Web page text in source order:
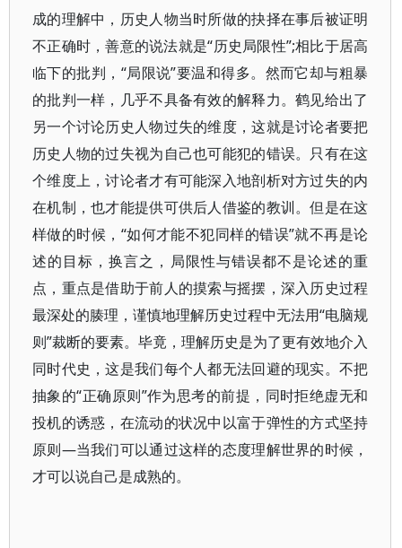
成的理解中，历史人物当时所做的抉择在事后被证明
不正确时，善意的说法就是“历史局限性”;相比于居高
临下的批判，“局限说”要温和得多。然而它却与粗暴
的批判一样，几乎不具备有效的解释力。鹤见给出了
另一个讨论历史人物过失的维度，这就是讨论者要把
历史人物的过失视为自己也可能犯的错误。只有在这
个维度上，讨论者才有可能深入地剖析对方过失的内
在机制，也才能提供可供后人借鉴的教训。但是在这
样做的时候，“如何才能不犯同样的错误”就不再是论
述的目标，换言之，局限性与错误都不是论述的重
点，重点是借助于前人的摸索与摇摆，深入历史过程
最深处的腠理，谨慎地理解历史过程中无法用“电脑规
则”裁断的要素。毕竟，理解历史是为了更有效地介入
同时代史，这是我们每个人都无法回避的现实。不把
抽象的“正确原则”作为思考的前提，同时拒绝虚无和
投机的诱惑，在流动的状况中以富于弹性的方式坚持
原则—当我们可以通过这样的态度理解世界的时候，
才可以说自己是成熟的。